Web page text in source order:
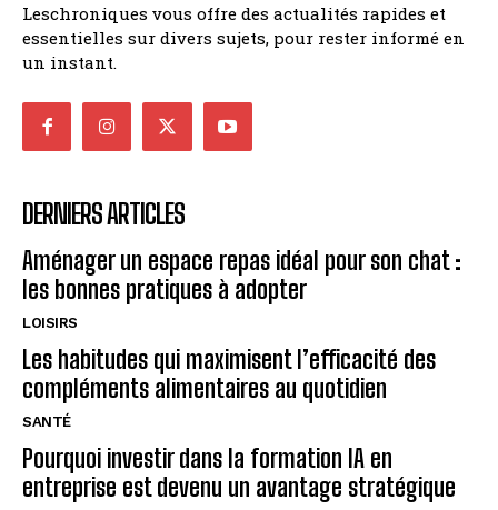
Leschroniques vous offre des actualités rapides et
essentielles sur divers sujets, pour rester informé en
un instant.
DERNIERS ARTICLES
Aménager un espace repas idéal pour son chat :
les bonnes pratiques à adopter
LOISIRS
Les habitudes qui maximisent l’efficacité des
compléments alimentaires au quotidien
SANTÉ
Pourquoi investir dans la formation IA en
entreprise est devenu un avantage stratégique